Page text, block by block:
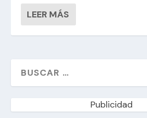
LEER MÁS
Publicidad